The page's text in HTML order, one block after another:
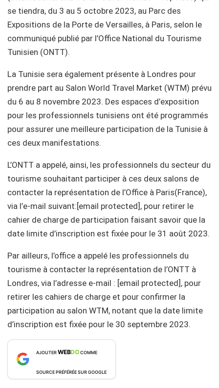
se tiendra, du 3 au 5 octobre 2023, au Parc des
Expositions de la Porte de Versailles, à Paris, selon le
communiqué publié par l’Office National du Tourisme
Tunisien (ONTT).
La Tunisie sera également présente à Londres pour
prendre part au Salon World Travel Market (WTM) prévu
du 6 au 8 novembre 2023. Des espaces d’exposition
pour les professionnels tunisiens ont été programmés
pour assurer une meilleure participation de la Tunisie à
ces deux manifestations.
L’ONTT a appelé, ainsi, les professionnels du secteur du
tourisme souhaitant participer à ces deux salons de
contacter la représentation de l’Office à Paris(France),
via l’e-mail suivant:[email protected], pour retirer le
cahier de charge de participation faisant savoir que la
date limite d’inscription est fixée pour le 31 août 2023.
Par ailleurs, l’office a appelé les professionnels du
tourisme à contacter la représentation de l’ONTT à
Londres, via l’adresse e-mail : [email protected], pour
retirer les cahiers de charge et pour confirmer la
participation au salon WTM, notant que la date limite
d’inscription est fixée pour le 30 septembre 2023.
AJOUTERWEBDOCOMME
SOURCE PRÉFÉRÉE SUR GOOGLE